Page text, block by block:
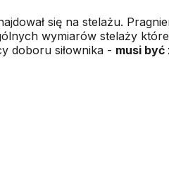
się na stelażu.
wymiarów stelaży
doboru siłownika - musi być